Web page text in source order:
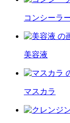
コンシーラ
美容液
マスカラ